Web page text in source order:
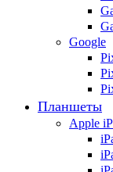
Google
Планшеты
Apple